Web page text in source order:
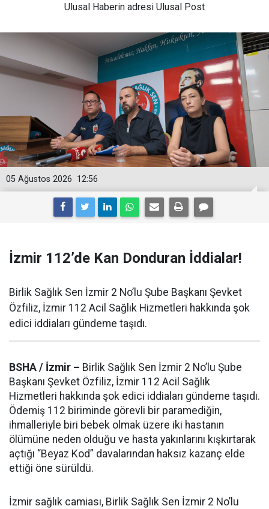
Ulusal Haberin adresi Ulusal Post
12:56
05 Ağustos 2026
İzmir 112’de Kan Donduran İddialar!
Birlik Sağlık Sen İzmir 2 No’lu Şube Başkanı Şevket
Özfiliz, İzmir 112 Acil Sağlık Hizmetleri hakkında şok
edici iddiaları gündeme taşıdı.
BSHA / İzmir – Birlik Sağlık Sen İzmir 2 No’lu Şube
Başkanı Şevket Özfiliz, İzmir 112 Acil Sağlık
Hizmetleri hakkında şok edici iddiaları gündeme taşıdı.
Ödemiş 112 biriminde görevli bir paramediğin,
ihmalleriyle biri bebek olmak üzere iki hastanın
ölümüne neden olduğu ve hasta yakınlarını kışkırtarak
açtığı “Beyaz Kod” davalarından haksız kazanç elde
ettiği öne sürüldü.
İzmir sağlık camiası, Birlik Sağlık Sen İzmir 2 No’lu